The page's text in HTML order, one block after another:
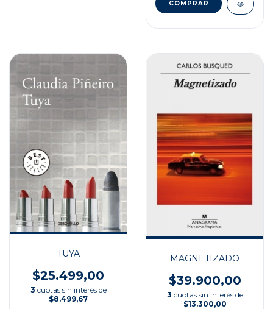
TUYA
$25.499,00
3 cuotas sin interés de
$8.499,67
MAGNETIZADO
$39.900,00
3 cuotas sin interés de
$13.300,00